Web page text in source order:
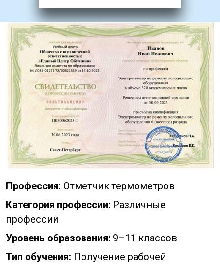
Профессия: Отметчик термометров
Категория профессии: Различные
профессии
Уровень образования: 9–11 классов
Тип обучения: Получение рабочей